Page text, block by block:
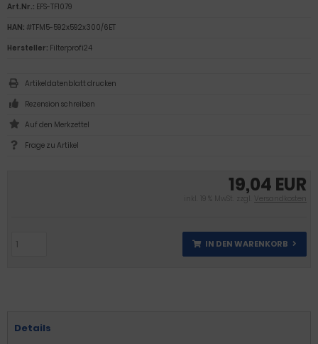
19,04 EUR
inkl. 19 % MwSt. zzgl. Versandkosten
IN DEN WARENKORB
Art.Nr.: EFS-TF1079
HAN: #TFM5-592x592x300/6ET
Hersteller: Filterprofi24
Artikeldatenblatt drucken
Rezension schreiben
Frage zu Artikel
Details